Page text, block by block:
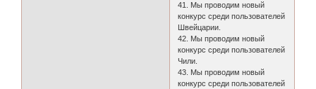
41. Мы проводим новый
конкурс среди пользователей
Швейцарии.
42. Мы проводим новый
конкурс среди пользователей
Чили.
43. Мы проводим новый
конкурс среди пользователей